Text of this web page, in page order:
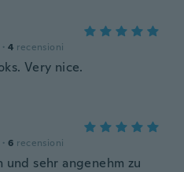
· 4 recensioni
Very nice.
· 6 recensioni
und sehr angenehm zu